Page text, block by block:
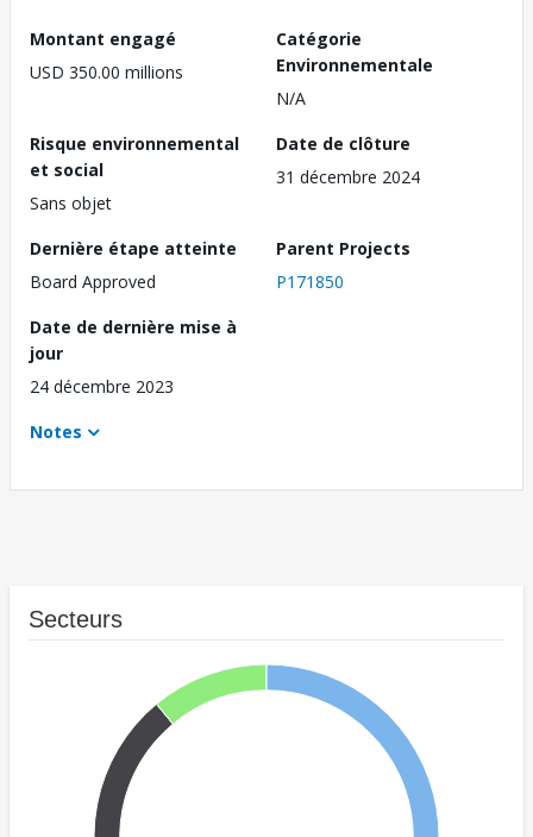
Montant engagé
USD 350.00 millions
Catégorie
Environnementale
N/A
Risque environnemental
et social
Sans objet
Date de clôture
31 décembre 2024
Dernière étape atteinte
Board Approved
Parent Projects
P171850
Date de dernière mise à
jour
24 décembre 2023
Notes
Secteurs